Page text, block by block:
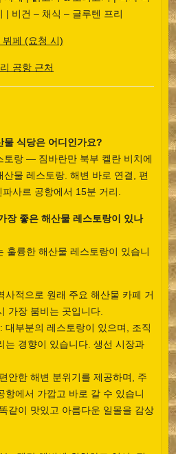
| 비건 – 채식 – 글루텐 프리
뷔페 (요청 시)
공항 근처
물 식당은 어디인가요?
토랑 — 짐바란만 북부 켈란 비치에
물 레스토랑. 해변 바로 연결, 편
사르 공항에서 15분 거리.
장 좋은 해산물 레스토랑이 있나
훌륭한 해산물 레스토랑이 있습니
사적으로 원래 주요 해산물 카페 거
가장 붐비는 곳입니다.
대부분의 레스토랑이 있으며, 조직
는 경향이 있습니다. 생선 시장과
안한 해변 분위기를 제공하며, 주
항에서 가깝고 바로 갈 수 있습니
같이 맛있고 아름다운 일몰을 감상